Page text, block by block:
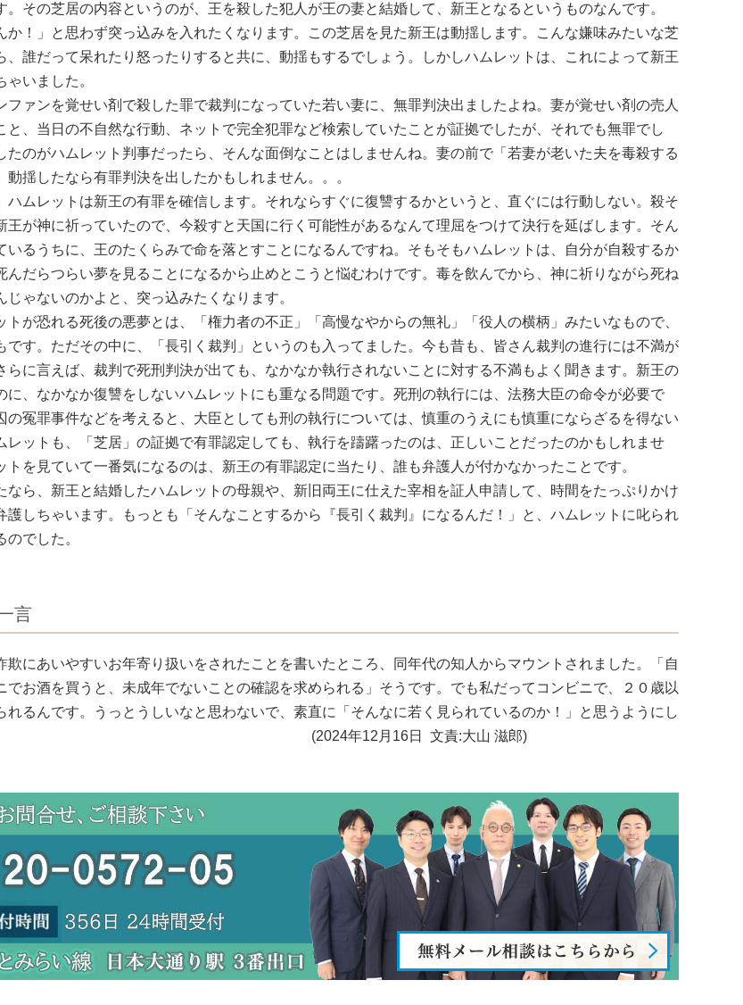
。その芝居の内容というのが、王を殺した犯人が王の妻と結婚して、新王となるというものなんです。
か！」と思わず突っ込みを入れたくなります。この芝居を見た新王は動揺します。こんな嫌味みたいな芝
、誰だって呆れたり怒ったりすると共に、動揺もするでしょう。しかしハムレットは、これによって新王
いました。
ファンを覚せい剤で殺した罪で裁判になっていた若い妻に、無罪判決出ましたよね。妻が覚せい剤の売人
と、当日の不自然な行動、ネットで完全犯罪など検索していたことが証拠でしたが、それでも無罪でし
たのがハムレット判事だったら、そんな面倒なことはしませんね。妻の前で「若妻が老いた夫を毒殺する
動揺したなら有罪判決を出したかもしれません。。。
ハムレットは新王の有罪を確信します。それならすぐに復讐するかというと、直ぐには行動しない。殺そ
王が神に祈っていたので、今殺すと天国に行く可能性があるなんて理屈をつけて決行を延ばします。そん
いるうちに、王のたくらみで命を落とすことになるんですね。そもそもハムレットは、自分が自殺するか
んだらつらい夢を見ることになるから止めとこうと悩むわけです。毒を飲んでから、神に祈りながら死ね
じゃないのかよと、突っ込みたくなります。
トが恐れる死後の悪夢とは、「権力者の不正」「高慢なやからの無礼」「役人の横柄」みたいなもので、
です。ただその中に、「長引く裁判」というのも入ってました。今も昔も、皆さん裁判の進行には不満が
らに言えば、裁判で死刑判決が出ても、なかなか執行されないことに対する不満もよく聞きます。新王の
に、なかなか復讐をしないハムレットにも重なる問題です。死刑の執行には、法務大臣の命令が必要で
の冤罪事件などを考えると、大臣としても刑の執行については、慎重のうえにも慎重にならざるを得ない
レットも、「芝居」の証拠で有罪認定しても、執行を躊躇ったのは、正しいことだったのかもしれませ
トを見ていて一番気になるのは、新王の有罪認定に当たり、誰も弁護人が付かなかったことです。
なら、新王と結婚したハムレットの母親や、新旧両王に仕えた宰相を証人申請して、時間をたっぷりかけ
護しちゃいます。もっとも「そんなことするから『長引く裁判』になるんだ！」と、ハムレットに叱られ
でした。
言
欺にあいやすいお年寄り扱いをされたことを書いたところ、同年代の知人からマウントされました。「自
でお酒を買うと、未成年でないことの確認を求められる」そうです。でも私だってコンビニで、２０歳以
れるんです。うっとうしいなと思わないで、素直に「そんなに若く見られているのか！」と思うようにし
(2024年12月16日 文責:大山 滋郎)